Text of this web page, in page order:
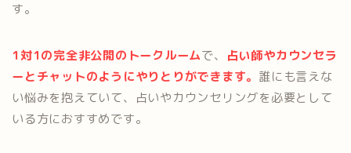
す。
1対1の完全非公開のトークルームで、 占い師やカウンセラ
ーとチャットのようにやりとりができます。 誰にも言えな
い悩みを抱えていて、占いやカウンセリングを必要として
いる方におすすめです。